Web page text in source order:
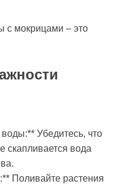
с мокрицами – это
Убедитесь, что
скапливается вода
Поливайте растения